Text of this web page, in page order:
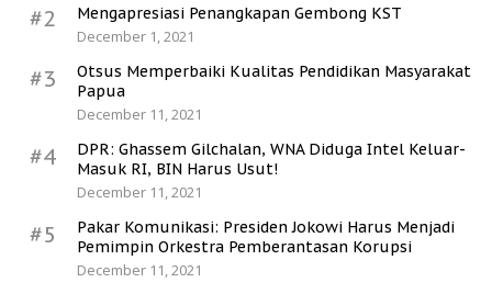
#2
Mengapresiasi Penangkapan Gembong KST
December 1, 2021
#3
Otsus Memperbaiki Kualitas Pendidikan Masyarakat
Papua
December 11, 2021
#4
DPR: Ghassem Gilchalan, WNA Diduga Intel Keluar-
Masuk RI, BIN Harus Usut!
December 11, 2021
#5
Pakar Komunikasi: Presiden Jokowi Harus Menjadi
Pemimpin Orkestra Pemberantasan Korupsi
December 11, 2021